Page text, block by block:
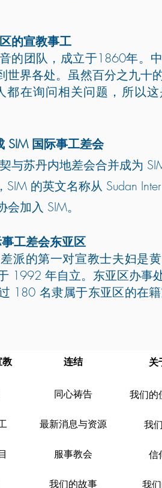
的宣教事工
的团队，成立于1860年。
界各处。虽然百分之九十
在询问相关问题，所以
SIM 国际事工差会
苏丹内地差会合并成为
的英文名称从 Sudan
加入 SIM。
工差会东亚区
派的第一对宣教士夫妇是
1992 年自立。东亚区办事
180 名隶属于东亚区的在
连结 关
同心祷告
最新消息与资源
服事教会
我们的故事
我们的
我
信
我